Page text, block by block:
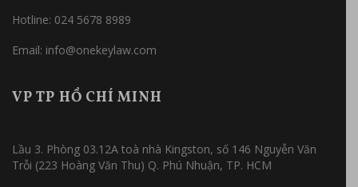
Hotline: 024 5678 8989
Email: info@onekeylaw.com
VP TP HỒ CHÍ MINH
Lầu 3. Phòng 03.12A toà nhà Kingston, số 146 Nguyễn Văn
Trỗi (223 Hoàng Văn Thu) Q. Phú Nhuận, TP. HCM